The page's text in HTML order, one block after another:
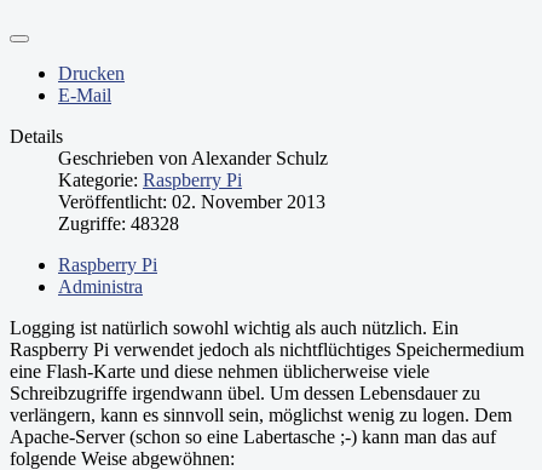
Drucken
E-Mail
Details
Geschrieben von Alexander Schulz
Kategorie: Raspberry Pi
Veröffentlicht: 02. November 2013
Zugriffe: 48328
Raspberry Pi
Administra
Logging ist natürlich sowohl wichtig als auch nützlich. Ein
Raspberry Pi verwendet jedoch als nichtflüchtiges Speichermedium
eine Flash-Karte und diese nehmen üblicherweise viele
Schreibzugriffe irgendwann übel. Um dessen Lebensdauer zu
verlängern, kann es sinnvoll sein, möglichst wenig zu logen. Dem
Apache-Server (schon so eine Labertasche ;-) kann man das auf
folgende Weise abgewöhnen: